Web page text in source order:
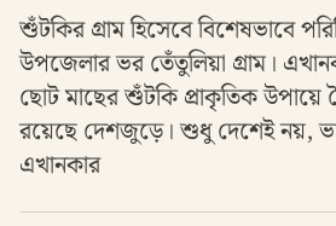
শুঁটকির গ্রাম হিসেবে বিশেষভাবে
উপজেলার ভর তেঁতুলিয়া গ্রাম।
ছোট মাছের শুঁটকি প্রাকৃতিক উপায়ে
রয়েছে দেশজুড়ে। শুধু দেশেই নয়,
এখানকার